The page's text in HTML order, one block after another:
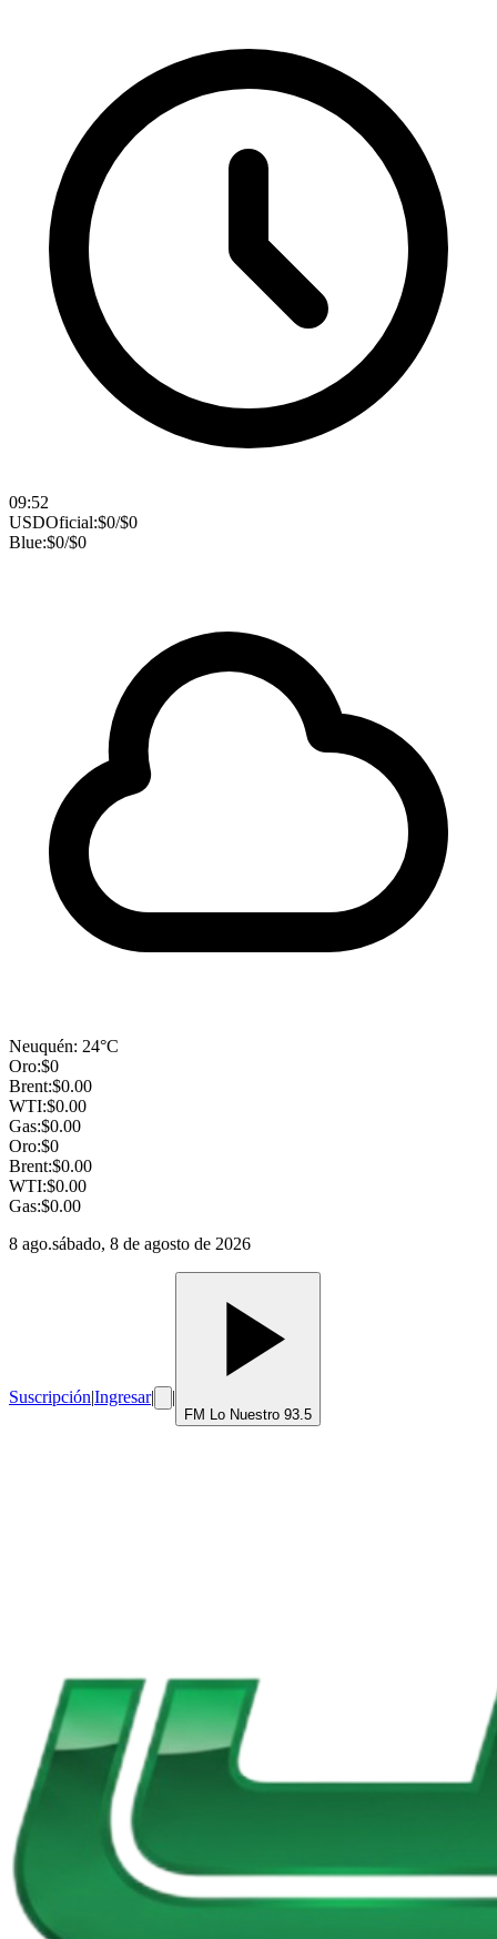
09:52
USDOficial:$0/$0
Blue:$0/$0
Neuquén: 24°C
Oro:$0
Brent:$0.00
WTI:$0.00
Gas:$0.00
Oro:$0
Brent:$0.00
WTI:$0.00
Gas:$0.00
8 ago.sábado, 8 de agosto de 2026
Suscripción|Ingresar| |
FM Lo Nuestro 93.5